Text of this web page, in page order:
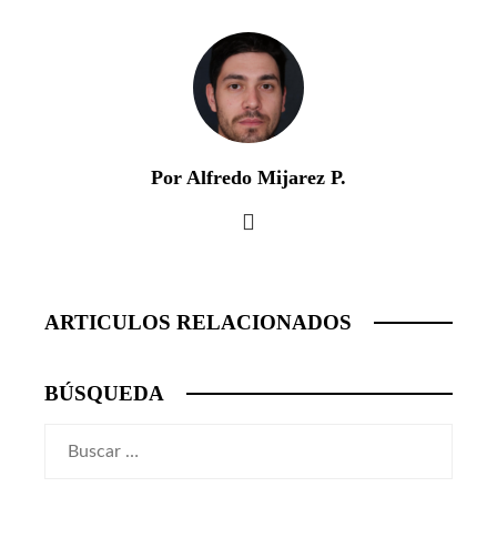
Por Alfredo Mijarez P.
ARTICULOS RELACIONADOS
BÚSQUEDA